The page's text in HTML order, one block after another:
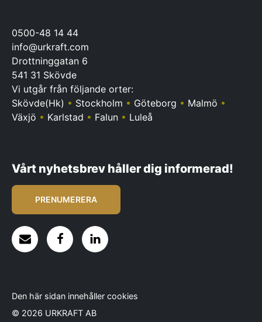
0500-48 14 44
info@urkraft.com
Drottninggatan 6
541 31 Skövde
Vi utgår från följande orter:
Skövde(Hk) • Stockholm • Göteborg • Malmö •
Växjö • Karlstad • Falun • Luleå
Vårt nyhetsbrev håller dig informerad!
PRENUMERERA
Den här sidan innehåller cookies
© 2026 URKRAFT AB